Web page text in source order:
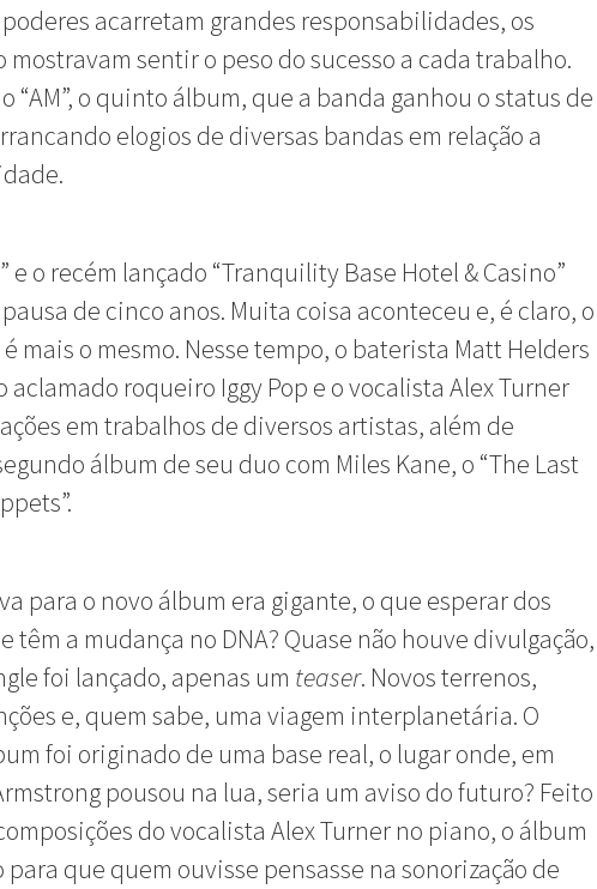
acarretam grandes responsabilidades, os
mostravam sentir o peso do sucesso a cada trabalho.
“AM”, o quinto álbum, que a banda ganhou o status de
elogios de diversas bandas em relação a
e o recém lançado “Tranquility Base Hotel & Casino”
de cinco anos. Muita coisa aconteceu e, é claro, o
mais o mesmo. Nesse tempo, o baterista Matt Helders
aclamado roqueiro Iggy Pop e o vocalista Alex Turner
em trabalhos de diversos artistas, além de
álbum de seu duo com Miles Kane, o “The Last
para o novo álbum era gigante, o que esperar dos
têm a mudança no DNA? Quase não houve divulgação,
foi lançado, apenas um teaser. Novos terrenos,
e, quem sabe, uma viagem interplanetária. O
foi originado de uma base real, o lugar onde, em
pousou na lua, seria um aviso do futuro? Feito
do vocalista Alex Turner no piano, o álbum
que quem ouvisse pensasse na sonorização de